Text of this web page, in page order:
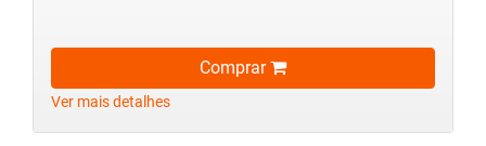
Comprar
Ver mais detalhes